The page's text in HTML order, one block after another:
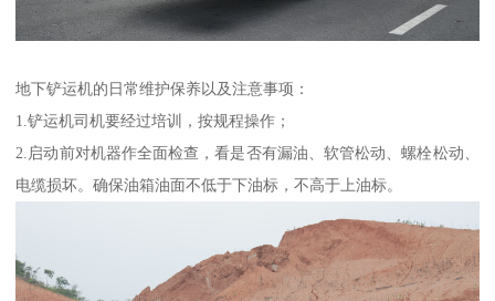
地下铲运机的日常维护保养以及注意事项：
1.铲运机司机要经过培训，按规程操作；
2.启动前对机器作全面检查，看是否有漏油、软管松动、螺栓松动、
电缆损坏。确保油箱油面不低于下油标，不高于上油标。